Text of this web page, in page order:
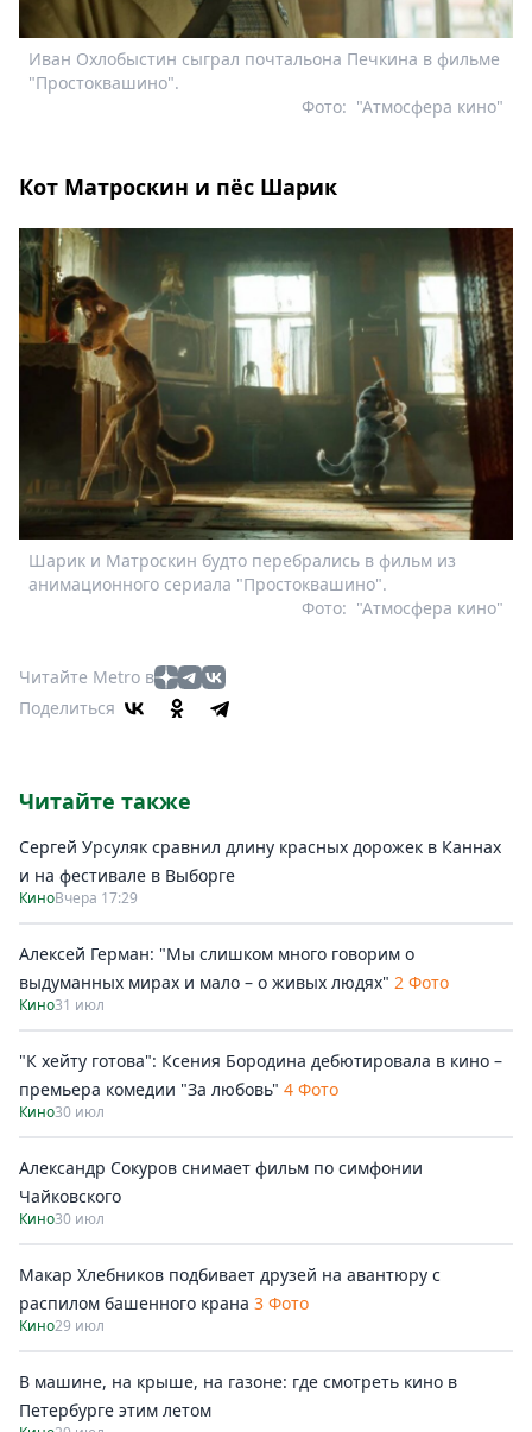
Иван Охлобыстин сыграл почтальона Печкина в фильме
"Простоквашино".
"Атмосфера кино"
Фото:
Кот Матроскин и пёс Шарик
Шарик и Матроскин будто перебрались в фильм из
анимационного сериала "Простоквашино".
"Атмосфера кино"
Фото:
Читайте Metro в
Поделиться
Читайте также
Сергей Урсуляк сравнил длину красных дорожек в Каннах
и на фестивале в Выборге
КиноВчера 17:29
Алексей Герман: "Мы слишком много говорим о
выдуманных мирах и мало – о живых людях" 2 Фото
Кино31 июл
"К хейту готова": Ксения Бородина дебютировала в кино –
премьера комедии "За любовь" 4 Фото
Кино30 июл
Александр Сокуров снимает фильм по симфонии
Чайковского
Кино30 июл
Макар Хлебников подбивает друзей на авантюру с
распилом башенного крана 3 Фото
Кино29 июл
В машине, на крыше, на газоне: где смотреть кино в
Петербурге этим летом